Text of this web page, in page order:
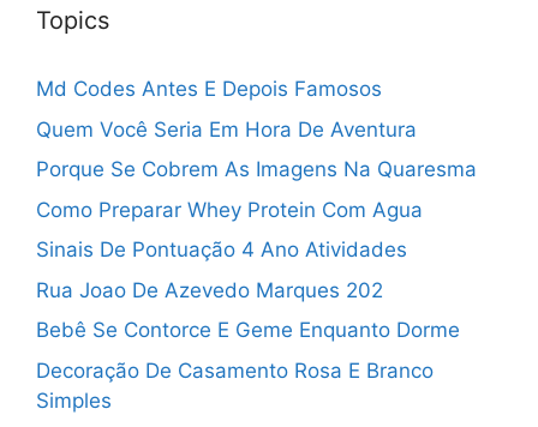
Topics
Md Codes Antes E Depois Famosos
Quem Você Seria Em Hora De Aventura
Porque Se Cobrem As Imagens Na Quaresma
Como Preparar Whey Protein Com Agua
Sinais De Pontuação 4 Ano Atividades
Rua Joao De Azevedo Marques 202
Bebê Se Contorce E Geme Enquanto Dorme
Decoração De Casamento Rosa E Branco
Simples